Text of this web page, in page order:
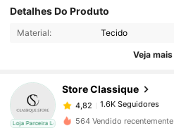
Detalhes Do Produto
Material: Tecido
Veja mais
Loja Parceira Local
Store Classique
1.6K Seguidores
4,82 1.6K Seguidores
j***6 pago 1 dia atrás
564 Vendido recentemente